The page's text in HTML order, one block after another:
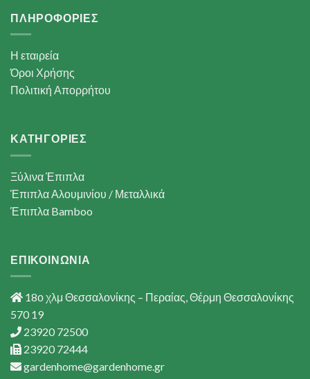
ΠΛΗΡΟΦΟΡΙΕΣ
Η εταιρεία
Όροι Χρήσης
Πολιτική Απορρήτου
ΚΑΤΗΓΟΡΙΕΣ
Ξύλινα Έπιπλα
Έπιπλα Αλουμινίου / Μεταλλικά
Έπιπλα Bamboo
ΕΠΙΚΟΙΝΩΝΙΑ
18ο χλμ Θεσσαλονίκης – Περαίας, Θέρμη Θεσσαλονίκης
570 19
23920 72500
23920 72444
gardenhome@gardenhome.gr